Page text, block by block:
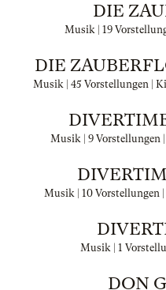
DIE
Musik | 19
DIE
Musik | 45 Vorstellungen |
Musik | 9 Vorstellungen |
Musik | 10 Vorstellungen |
Musik | 1
DON